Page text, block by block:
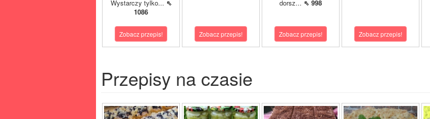
Wystarczy tylko... ⇖
1086
Zobacz przepis! Zobacz przepis!
dorsz... ⇖ 998
Zobacz przepis! Zobacz przepis!
Przepisy na czasie